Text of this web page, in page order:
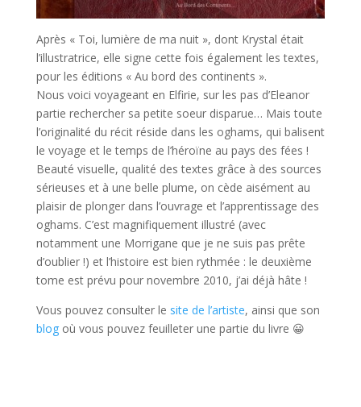
Après « Toi, lumière de ma nuit », dont Krystal était
l’illustratrice, elle signe cette fois également les textes,
pour les éditions « Au bord des continents ».
Nous voici voyageant en Elfirie, sur les pas d’Eleanor
partie rechercher sa petite soeur disparue… Mais toute
l’originalité du récit réside dans les oghams, qui balisent
le voyage et le temps de l’héroïne au pays des fées !
Beauté visuelle, qualité des textes grâce à des sources
sérieuses et à une belle plume, on cède aisément au
plaisir de plonger dans l’ouvrage et l’apprentissage des
oghams. C’est magnifiquement illustré (avec
notamment une Morrigane que je ne suis pas prête
d’oublier !) et l’histoire est bien rythmée : le deuxième
tome est prévu pour novembre 2010, j’ai déjà hâte !
Vous pouvez consulter le site de l’artiste, ainsi que son
blogoù vous pouvez feuilleter une partie du livre 😀